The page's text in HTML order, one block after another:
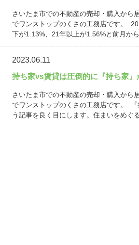
さいたま市での不動産の売却・購入から
でワンストップのくさの工務店です。
下が1.13%、21年以上が1.56%と前月か
2023.06.11
持ち家vs賃貸は圧倒的に『持ち家』
さいたま市での不動産の売却・購入から
でワンストップのくさの工務店です。
う記事を良く目にします。住まいをめぐ